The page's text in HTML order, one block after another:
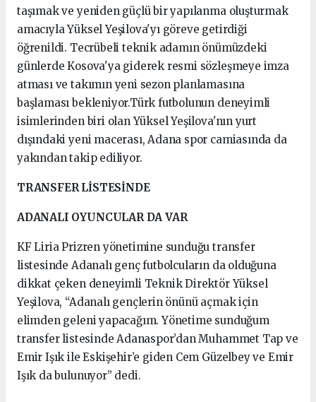
taşımak ve yeniden güçlü bir yapılanma oluşturmak
amacıyla Yüksel Yeşilova'yı göreve getirdiği
öğrenildi. Tecrübeli teknik adamın önümüzdeki
günlerde Kosova'ya giderek resmi sözleşmeye imza
atması ve takımın yeni sezon planlamasına
başlaması bekleniyor.Türk futbolunun deneyimli
isimlerinden biri olan Yüksel Yeşilova'nın yurt
dışındaki yeni macerası, Adana spor camiasında da
yakından takip ediliyor.
TRANSFER LİSTESİNDE
ADANALI OYUNCULAR DA VAR
KF Liria Prizren yönetimine sunduğu transfer
listesinde Adanalı genç futbolcuların da olduğuna
dikkat çeken deneyimli Teknik Direktör Yüksel
Yeşilova, “Adanalı gençlerin önünü açmak için
elimden geleni yapacağım. Yönetime sunduğum
transfer listesinde Adanaspor’dan Muhammet Tap ve
Emir Işık ile Eskişehir’e giden Cem Güzelbey ve Emir
Işık da bulunuyor” dedi.